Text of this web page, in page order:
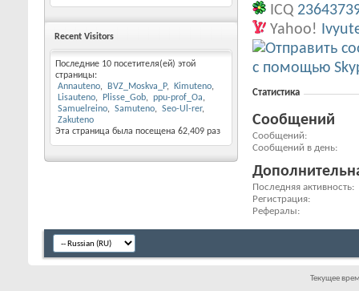
Recent Visitors
Последние 10 посетителя(ей) этой
страницы:
Annauteno
BVZ_Moskva_P
Kimuteno
Lisauteno
Plisse_Gob
ppu-prof_Oa
Samuelreino
Samuteno
Seo-Ul-rer
Zakuteno
Эта страница была посещена 62,409 раз
ICQ
Yahoo!
Статистика
Сообщений
Сообщений
Сообщений в день
Последняя активность
Регистрация
Рефералы
Текущее